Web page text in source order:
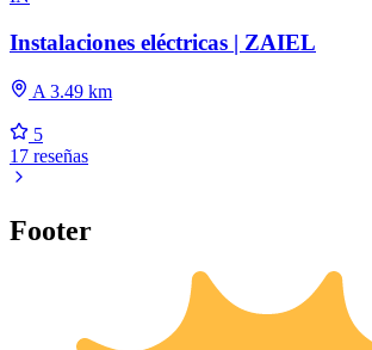
Instalaciones eléctricas | ZAIEL
A 3.49 km
5
17 reseñas
Footer